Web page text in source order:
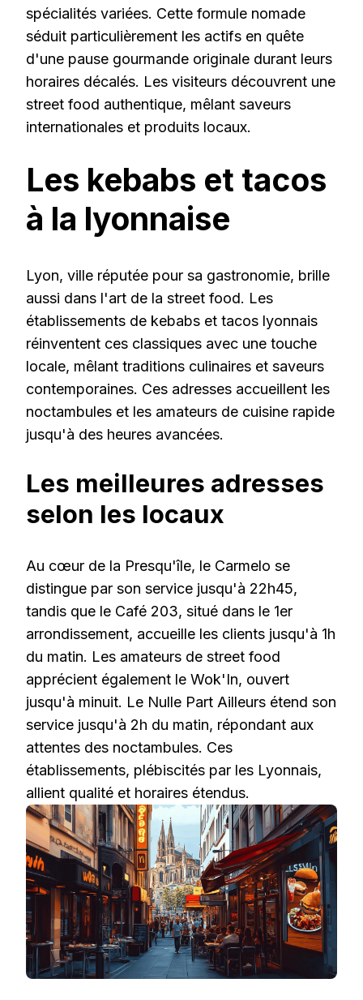
spécialités variées. Cette formule nomade
séduit particulièrement les actifs en quête
d'une pause gourmande originale durant leurs
horaires décalés. Les visiteurs découvrent une
street food authentique, mêlant saveurs
internationales et produits locaux.
Les kebabs et tacos
à la lyonnaise
Lyon, ville réputée pour sa gastronomie, brille
aussi dans l'art de la street food. Les
établissements de kebabs et tacos lyonnais
réinventent ces classiques avec une touche
locale, mêlant traditions culinaires et saveurs
contemporaines. Ces adresses accueillent les
noctambules et les amateurs de cuisine rapide
jusqu'à des heures avancées.
Les meilleures adresses
selon les locaux
Au cœur de la Presqu'île, le Carmelo se
distingue par son service jusqu'à 22h45,
tandis que le Café 203, situé dans le 1er
arrondissement, accueille les clients jusqu'à 1h
du matin. Les amateurs de street food
apprécient également le Wok'In, ouvert
jusqu'à minuit. Le Nulle Part Ailleurs étend son
service jusqu'à 2h du matin, répondant aux
attentes des noctambules. Ces
établissements, plébiscités par les Lyonnais,
allient qualité et horaires étendus.